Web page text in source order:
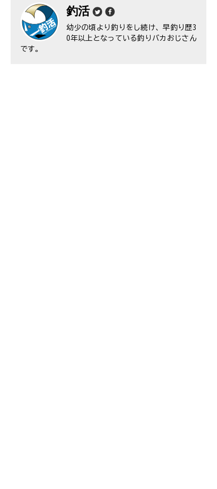
釣活
幼少の頃より釣りをし続け、早釣り歴3
0年以上となっている釣りバカおじさん
です。